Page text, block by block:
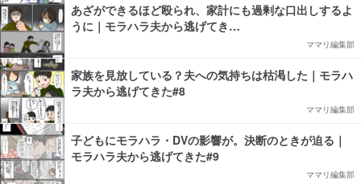
あざができるほど殴られ、家計にも過剰な口出しするよ
うに｜モラハラ夫から逃げてき…
ママリ編集部
家族を見放している？夫への気持ちは枯渇した｜モラハ
ラ夫から逃げてきた#8
ママリ編集部
子どもにモラハラ・DVの影響が。決断のときが迫る｜
モラハラ夫から逃げてきた#9
ママリ編集部